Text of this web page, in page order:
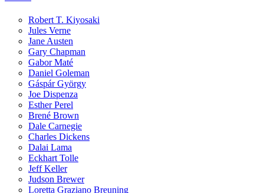
Robert T. Kiyosaki
Jules Verne
Jane Austen
Gary Chapman
Gabor Maté
Daniel Goleman
Gáspár György
Joe Dispenza
Esther Perel
Brené Brown
Dale Carnegie
Charles Dickens
Dalai Lama
Eckhart Tolle
Jeff Keller
Judson Brewer
Loretta Graziano Breuning